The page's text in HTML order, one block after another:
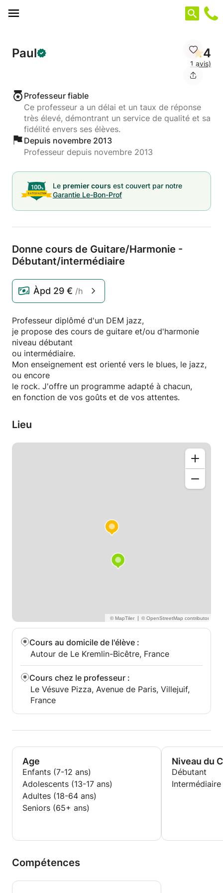
Paul 4
1 avis)
Professeur fiable
Ce professeur a un délai et un taux de réponse
très élevé, démontrant un service de qualité et sa
fidélité envers ses élèves.
Depuis novembre 2013
Professeur depuis novembre 2013
Le premier cours est couvert par notre
Garantie Le-Bon-Prof
Donne cours de Guitare/Harmonie -
Débutant/intermédiaire
Àpd 29 € /h
Professeur diplômé d'un DEM jazz,
je propose des cours de guitare et/ou d'harmonie
niveau débutant
ou intermédiaire.
Mon enseignement est orienté vers le blues, le jazz,
ou encore
le rock. J'offre un programme adapté à chacun,
en fonction de vos goûts et de vos attentes.
Lieu
|
Cours au domicile de l'élève :
Autour de Le Kremlin-Bicêtre, France
Cours chez le professeur :
Le Vésuve Pizza, Avenue de Paris, Villejuif,
France
Age
Enfants (7-12 ans)
Adolescents (13-17 ans)
Adultes (18-64 ans)
Seniors (65+ ans)
Niveau du
Débutant
Intermédiaire
Compétences